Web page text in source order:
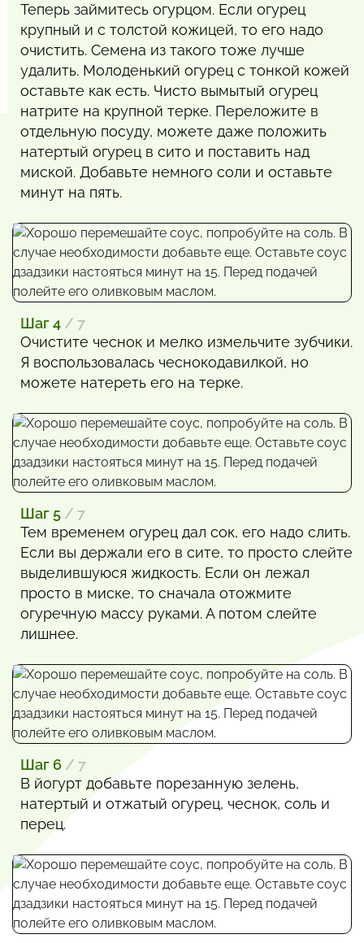
Теперь займитесь огурцом. Если огурец
крупный и с толстой кожицей, то его надо
очистить. Семена из такого тоже лучше
удалить. Молоденький огурец с тонкой кожей
оставьте как есть. Чисто вымытый огурец
натрите на крупной терке. Переложите в
отдельную посуду, можете даже положить
натертый огурец в сито и поставить над
миской. Добавьте немного соли и оставьте
минут на пять.
Шаг 4 / 7
Очистите чеснок и мелко измельчите зубчики.
Я воспользовалась чеснокодавилкой, но
можете натереть его на терке.
Шаг 5 / 7
Тем временем огурец дал сок, его надо слить.
Если вы держали его в сите, то просто слейте
выделившуюся жидкость. Если он лежал
просто в миске, то сначала отожмите
огуречную массу руками. А потом слейте
лишнее.
Шаг 6 / 7
В йогурт добавьте порезанную зелень,
натертый и отжатый огурец, чеснок, соль и
перец.